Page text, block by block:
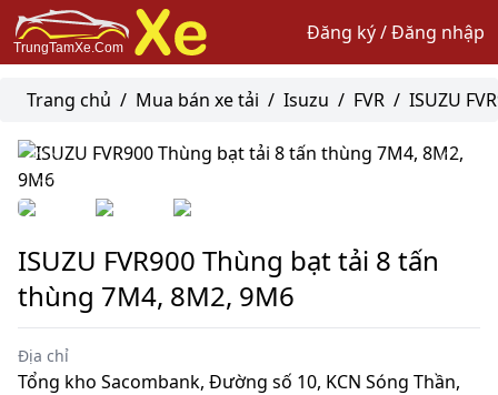
Đăng ký / Đăng nhập
Trang chủ / Mua bán xe tải / Isuzu / FVR / ISUZU
ISUZU FVR900 Thùng bạt tải 8 tấn
thùng 7M4, 8M2, 9M6
Địa chỉ
Tổng kho Sacombank, Đường số 10, KCN Sóng Thần,